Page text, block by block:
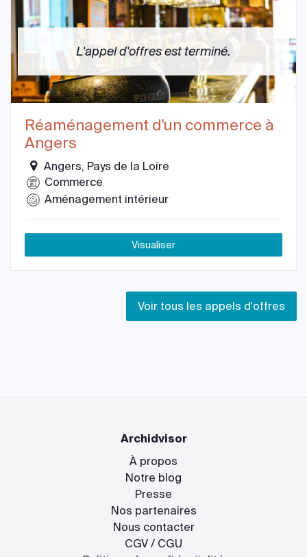
L'appel d'offres est terminé.
Réaménagement d'un commerce à
Angers
Angers, Pays de la Loire
Commerce
Aménagement intérieur
Visualiser
Voir tous les appels d'offres
Archidvisor
À propos
Notre blog
Presse
Nos partenaires
Nous contacter
CGV / CGU